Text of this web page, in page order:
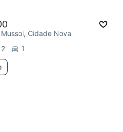
Cidade Nova
2
1